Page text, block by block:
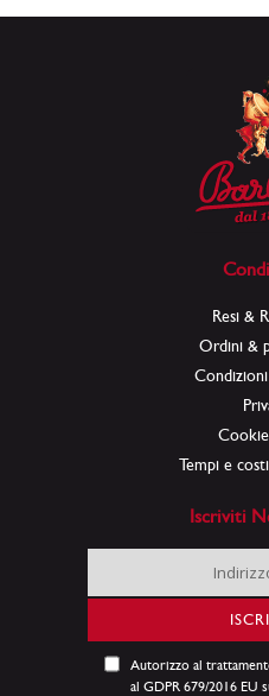
Resi &
Ordini &
Tempi e
Iscriviti
Autorizzo al
al GDPR 679/2016 EU